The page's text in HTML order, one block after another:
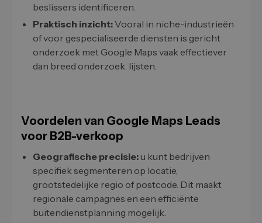
beslissers identificeren.
Praktisch inzicht: Vooral in niche-industrieën
of voor gespecialiseerde diensten is gericht
onderzoek met Google Maps vaak effectiever
dan breed onderzoek. lijsten.
Voordelen van Google Maps Leads
voor B2B-verkoop
Geografische precisie:u kunt bedrijven
specifiek segmenteren op locatie,
grootstedelijke regio of postcode. Dit maakt
regionale campagnes en een efficiënte
buitendienstplanning mogelijk.